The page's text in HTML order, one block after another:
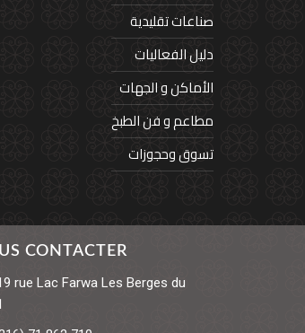
صناعات تقليدية
دليل الفعاليات
الأماكن و الجهات
مطاعم و فن الطبخ
تسوق وحجوزات
CONTACTER
rue Lac FarwaLes Berges du